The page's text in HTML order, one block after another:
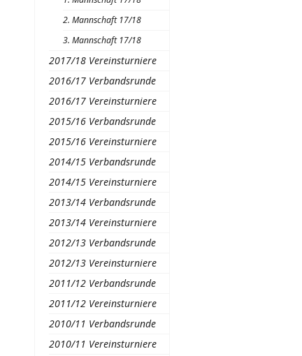
2. Mannschaft 17/18
3. Mannschaft 17/18
2017/18 Vereinsturniere
2016/17 Verbandsrunde
2016/17 Vereinsturniere
2015/16 Verbandsrunde
2015/16 Vereinsturniere
2014/15 Verbandsrunde
2014/15 Vereinsturniere
2013/14 Verbandsrunde
2013/14 Vereinsturniere
2012/13 Verbandsrunde
2012/13 Vereinsturniere
2011/12 Verbandsrunde
2011/12 Vereinsturniere
2010/11 Verbandsrunde
2010/11 Vereinsturniere